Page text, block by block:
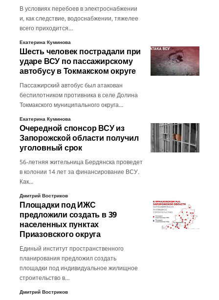
В условиях перебоев в электроснабжении
и, как следствие, водоснабжении, тяжелее
всего приходится…
Екатерина Куминова
Шесть человек пострадали при
ударе ВСУ по пассажирскому
автобусу в Токмакском округе
Пассажирский автобус был атакован
беспилотником противника в селе Долина
Токмакского муниципального округа…
Екатерина Куминова
Очередной спонсор ВСУ из
Запорожской области получил
уголовный срок
56-летняя жительница Бердянска проведет
в колонии 14 лет за финансирование ВСУ.
Как…
Дмитрий Востриков
Площадки под ИЖС
предложили создать в 39
населенных пунктах
Приазовского округа
Единый институт пространственного
планирования предложил создать
площадки под индивидуальное жилищное
строительство в…
Дмитрий Востриков